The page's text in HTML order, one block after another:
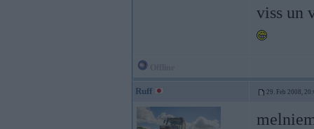
viss un
Ruff 29. Feb 2008,